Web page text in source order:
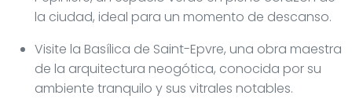
la ciudad, ideal para un momento de descanso.
Visite la Basílica de Saint-Epvre, una obra maestra
de la arquitectura neogótica, conocida por su
ambiente tranquilo y sus vitrales notables.